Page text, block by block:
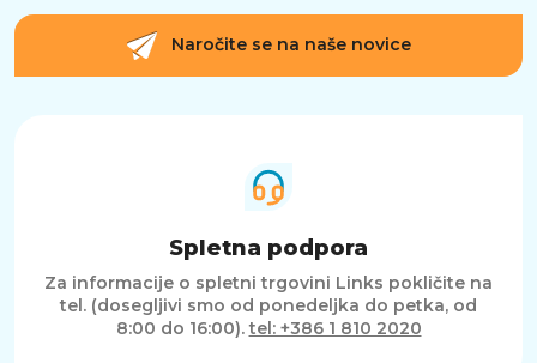
Naročite se na naše novice
Spletna podpora
Za informacije o spletni trgovini Links pokličite na
tel. (dosegljivi smo od ponedeljka do petka, od
8:00 do 16:00).tel: +386 1 810 2020